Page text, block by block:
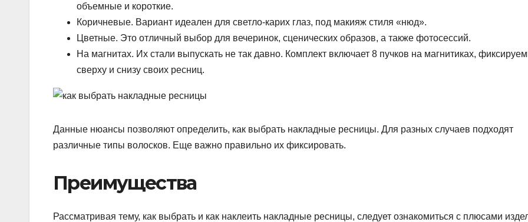
объемные и короткие.
Коричневые. Вариант идеален для светло-карих глаз, под макияж стиля «нюд».
Цветные. Это отличный выбор для вечеринок, сценических образов, а также фотосессий.
На магнитах. Их стали выпускать не так давно. Комплект включает 8 пучков на магнитиках,
сверху и снизу своих ресниц.
Данные нюансы позволяют определить, как выбрать накладные ресницы. Для разных случаев подходят
различные типы волосков. Еще важно правильно их фиксировать.
Преимущества
Рассматривая тему, как выбрать и как наклеить накладные ресницы, следует ознакомиться с плюсами